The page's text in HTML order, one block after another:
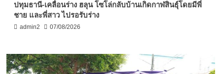
ปทุมธานี-เคลื่อนร่าง ฮลุน โซโล่กลับบ้านเกิดกาฬสินธุ์โดยมีพี่
ชาย และพี่สาว ไปรอรับร่าง
admin2 07/08/2026